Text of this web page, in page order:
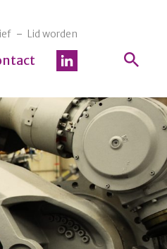
Lid worden